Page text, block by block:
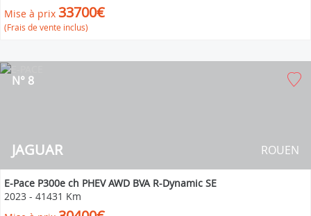
Mise à prix 33700€
(Frais de vente inclus)
JAGUAR
N° 8
ROUEN
E-Pace P300e ch PHEV AWD BVA R-Dynamic SE
2023 - 41431 Km